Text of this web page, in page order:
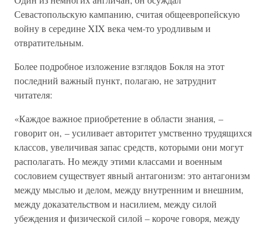
Севастопольскую кампанию, считая общеевропейскую
войну в середине XIX века чем-то уродливым и
отвратительным.
Более подробное изложение взглядов Бокля на этот
последний важный пункт, полагаю, не затруднит
читателя:
«Каждое важное приобретение в области знания, –
говорит он, – усиливает авторитет умственно трудящихся
классов, увеличивая запас средств, которыми они могут
располагать. Но между этими классами и военным
сословием существует явный антагонизм: это антагонизм
между мыслью и делом, между внутренним и внешним,
между доказательством и насилием, между силой
убеждения и физической силой – короче говоря, между